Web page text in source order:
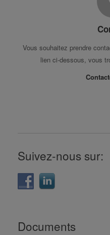
Vous souhaitez prendre
lien ci-dessous, vous
Suivez-nous sur:
Documents